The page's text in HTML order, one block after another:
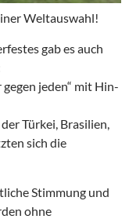
Weltauswahl!
gab es auch
jeden“ mit Hin-
Türkei, Brasilien,
sich die
Stimmung und
ohne